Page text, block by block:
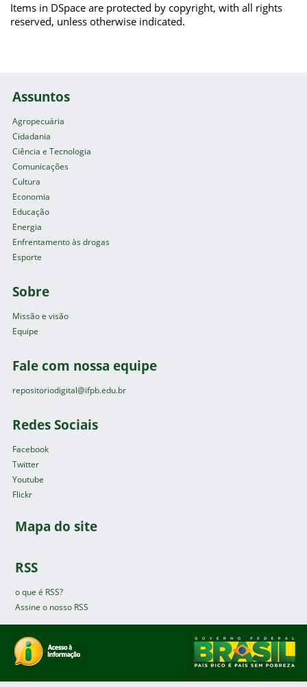
Items in DSpace are protected by copyright, with all rights
reserved, unless otherwise indicated.
Assuntos
Agropecuária
Cidadania
Ciência e Tecnologia
Comunicações
Cultura
Economia
Educação
Energia
Enfrentamento às drogas
Esporte
Sobre
Missão e visão
Equipe
Fale com nossa equipe
repositoriodigital@ifpb.edu.br
Redes Sociais
Facebook
Twitter
Youtube
Flickr
Mapa do site
RSS
o que é RSS?
Assine o nosso RSS